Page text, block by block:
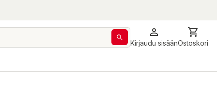
Kirjaudu sisäänOstoskori